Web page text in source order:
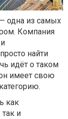
одна из самых
Компания
найти
идёт о таком
имеет свою
как
и